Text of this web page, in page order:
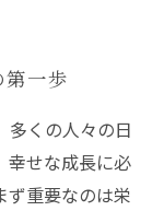
にできるこ
ために
一歩
多くの人々の日
幸せな成長に必
ず重要なのは栄